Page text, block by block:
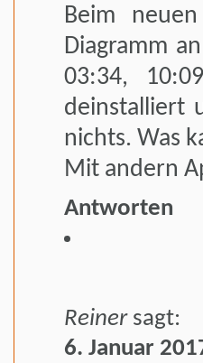
Beim
Diagramm
03:34,
deinstalliert
nichts. Was
Mit andern
Antworten
Reiner sagt:
6. Januar